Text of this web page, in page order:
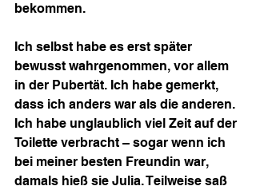
bekommen.
Ich selbst habe es erst später
bewusst wahrgenommen, vor allem
in der Pubertät. Ich habe gemerkt,
dass ich anders war als die anderen.
Ich habe unglaublich viel Zeit auf der
Toilette verbracht – sogar wenn ich
bei meiner besten Freundin war,
damals hieß sie Julia. Teilweise saß